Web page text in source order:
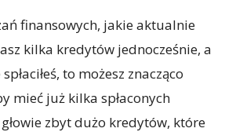
finansowych, jakie aktualnie
kilka kredytów jednocześnie, a
to możesz znacząco
mieć już kilka spłaconych
zbyt dużo kredytów, które